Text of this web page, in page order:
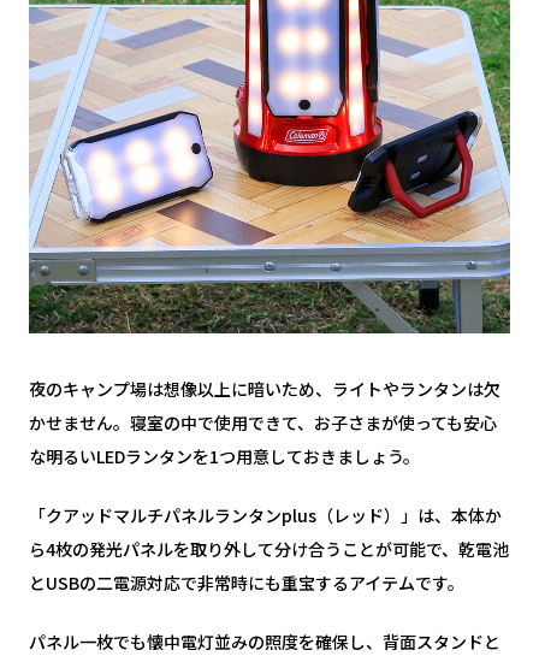
夜のキャンプ場は想像以上に暗いため、ライトやランタンは欠
かせません。寝室の中で使用できて、お子さまが使っても安心
な明るいLEDランタンを1つ用意しておきましょう。
「クアッドマルチパネルランタンplus（レッド）」は、本体か
ら4枚の発光パネルを取り外して分け合うことが可能で、乾電池
とUSBの二電源対応で非常時にも重宝するアイテムです。
パネル一枚でも懐中電灯並みの照度を確保し、背面スタンドと